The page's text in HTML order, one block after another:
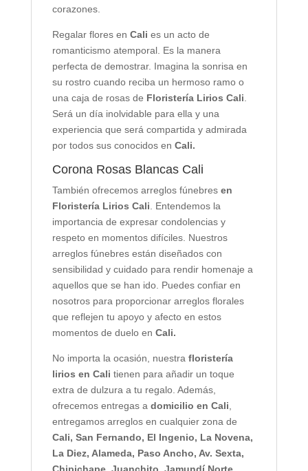
corazones.
Regalar flores en Cali es un acto de
romanticismo atemporal. Es la manera
perfecta de demostrar. Imagina la sonrisa en
su rostro cuando reciba un hermoso ramo o
una caja de rosas de Floristería Lirios Cali.
Será un día inolvidable para ella y una
experiencia que será compartida y admirada
por todos sus conocidos en Cali.
Corona Rosas Blancas Cali
También ofrecemos arreglos fúnebres en
Floristería Lirios Cali. Entendemos la
importancia de expresar condolencias y
respeto en momentos difíciles. Nuestros
arreglos fúnebres están diseñados con
sensibilidad y cuidado para rendir homenaje a
aquellos que se han ido. Puedes confiar en
nosotros para proporcionar arreglos florales
que reflejen tu apoyo y afecto en estos
momentos de duelo en Cali.
No importa la ocasión, nuestra floristería
lirios en Cali tienen para añadir un toque
extra de dulzura a tu regalo. Además,
ofrecemos entregas a domicilio en Cali,
entregamos arreglos en cualquier zona de
Cali, San Fernando, El Ingenio, La Novena,
La Diez, Alameda, Paso Ancho, Av. Sexta,